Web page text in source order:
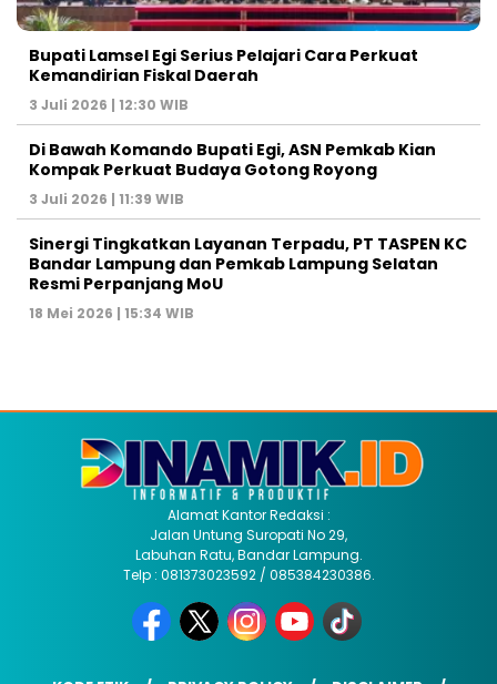
Bupati Lamsel Egi Serius Pelajari Cara Perkuat
Kemandirian Fiskal Daerah
3 Juli 2026 | 12:30 WIB
Di Bawah Komando Bupati Egi, ASN Pemkab Kian
Kompak Perkuat Budaya Gotong Royong
3 Juli 2026 | 11:39 WIB
Sinergi Tingkatkan Layanan Terpadu, PT TASPEN KC
Bandar Lampung dan Pemkab Lampung Selatan
Resmi Perpanjang MoU
18 Mei 2026 | 15:34 WIB
Alamat Kantor Redaksi :
Jalan Untung Suropati No 29,
Labuhan Ratu, Bandar Lampung.
Telp : 081373023592 / 085384230386.